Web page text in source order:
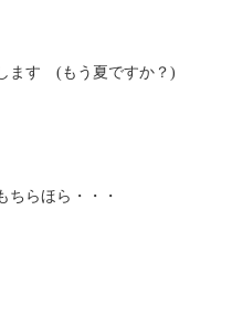
ます (もう夏ですか？)
ちらほら・・・